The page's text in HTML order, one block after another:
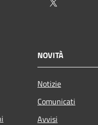
NOVITÀ
Notizie
Comunicati
Avvisi